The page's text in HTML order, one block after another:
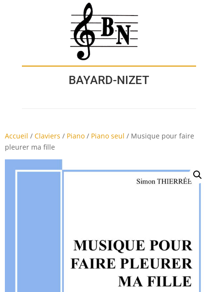
BAYARD-NIZET
Accueil / Claviers / Piano / Piano seul / Musique pour faire
pleurer ma fille